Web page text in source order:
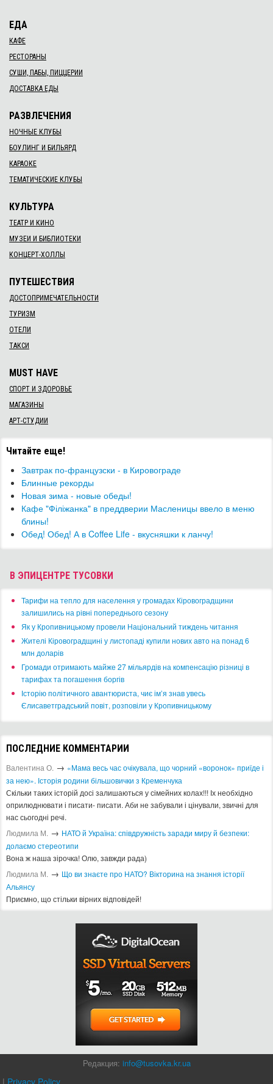
ЕДА
КАФЕ
РЕСТОРАНЫ
СУШИ, ПАБЫ, ПИЦЦЕРИИ
ДОСТАВКА ЕДЫ
РАЗВЛЕЧЕНИЯ
НОЧНЫЕ КЛУБЫ
БОУЛИНГ И БИЛЬЯРД
КАРАОКЕ
ТЕМАТИЧЕСКИЕ КЛУБЫ
КУЛЬТУРА
ТЕАТР И КИНО
МУЗЕИ И БИБЛИОТЕКИ
КОНЦЕРТ-ХОЛЛЫ
ПУТЕШЕСТВИЯ
ДОСТОПРИМЕЧАТЕЛЬНОСТИ
ТУРИЗМ
ОТЕЛИ
ТАКСИ
MUST HAVE
СПОРТ И ЗДОРОВЬЕ
МАГАЗИНЫ
АРТ-СТУДИИ
Читайте еще!
Завтрак по-французски - в Кировограде
Блинные рекорды
​Новая зима - новые обеды!
Кафе "Філіжанка" в преддверии Масленицы ввело в меню
блины!
Обед! Обед! А в Coffee Life - вкусняшки к ланчу!
В ЭПИЦЕНТРЕ ТУСОВКИ
​Тарифи на тепло для населення у громадах Кіровоградщини
залишились на рівні попереднього сезону
​Як у Кропивницькому провели Національний тиждень читання
​Жителі Кіровоградщині у листопаді купили нових авто на понад 6
млн доларів
​Громади отримають майже 27 мільярдів на компенсацію різниці в
тарифах та погашення боргів
Історію політичного авантюриста, чиє ім’я знав увесь
Єлисаветградський повіт, розповіли у Кропивницькому
ПОСЛЕДНИЕ КОММЕНТАРИИ
Валентина О. → «Мама весь час очікувала, що чорний «воронок» приїде і
за нею». Історія родини більшовички з Кременчука
Скільки таких історій досі залишаються у сімейних колах!!! Іх необхідно
оприлюднювати і писати- писати. Аби не забували і цінували, звичні для
нас сьогодні речі.
Людмила М. → ​НАТО й Україна: співдружність заради миру й безпеки:
долаємо стереотипи
Вона ж наша зірочка! Олю, завжди рада)
Людмила М. → Що ви знаєте про НАТО? Вікторина на знання історії
Альянсу ​
Приємно, що стільки вірних відповідей!
Редакция: info@tusovka.kr.ua